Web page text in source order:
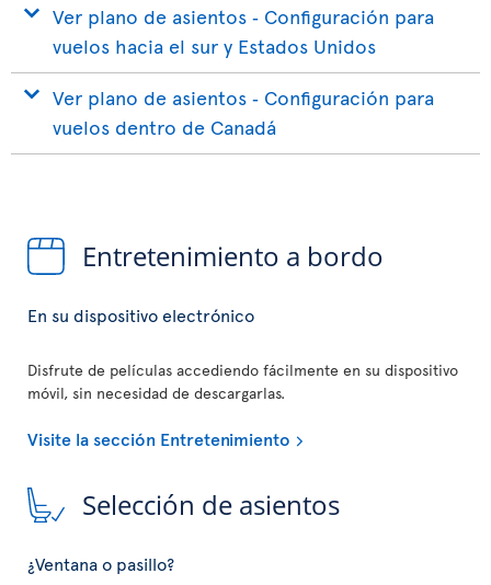
Ver plano de asientos ‐ Configuración para
vuelos hacia el sur y Estados Unidos
Ver plano de asientos ‐ Configuración para
vuelos dentro de Canadá
Entretenimiento a bordo
En su dispositivo electrónico
Disfrute de películas accediendo fácilmente en su dispositivo
móvil, sin necesidad de descargarlas.
Visite la sección Entretenimiento
Selección de asientos
¿Ventana o pasillo?